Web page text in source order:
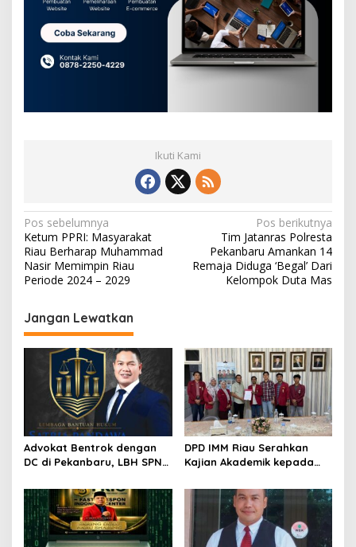
Ikuti Kami
N
a
v
g
a
o
s
Pos sebelumnya
Ketum PPRI: Masyarakat
Riau Berharap Muhammad
Nasir Memimpin Riau
Periode 2024 – 2029
Pos berikutnya
Tim Jatanras Polresta
Pekanbaru Amankan 14
Remaja Diduga ‘Begal’ Dari
Kelompok Duta Mas
Jangan Lewatkan
Advokat Bentrok dengan
DC di Pekanbaru, LBH SPN
Dugaan Premanisme
DPD IMM Riau Serahkan
Kajian Akademik kepada
Keadilan bagi Provinsi Riau